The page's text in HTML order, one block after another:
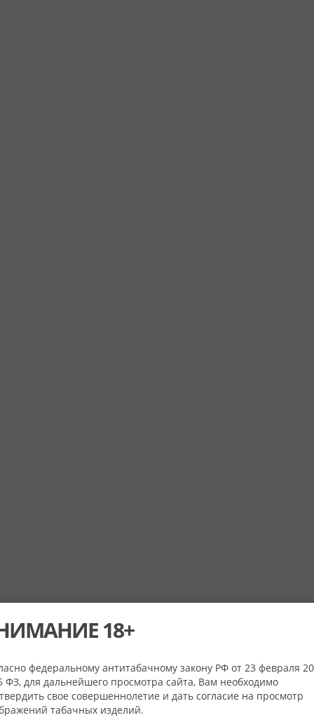
18+
федеральному антитабачному закону РФ от 23 февраля
для дальнейшего просмотра сайта, Вам необходимо
свое совершеннолетие и дать согласие на просмотр
табачных изделий.